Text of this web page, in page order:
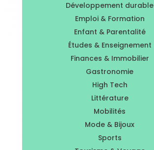
Développement durable
Emploi & Formation
Enfant & Parentalité
Études & Enseignement
Finances & Immobilier
Gastronomie
High Tech
Littérature
Mobilités
Mode & Bijoux
Sports